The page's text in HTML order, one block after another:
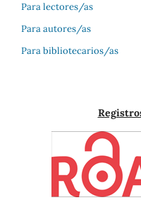
Para lectores/as
Para autores/as
Para bibliotecarios/as